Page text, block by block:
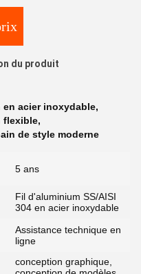
du produit
acier inoxydable,
flexible,
de style moderne
5 ans
Fil d'aluminium SS/AISI
304 en acier inoxydable
Assistance technique en
ligne
conception graphique,